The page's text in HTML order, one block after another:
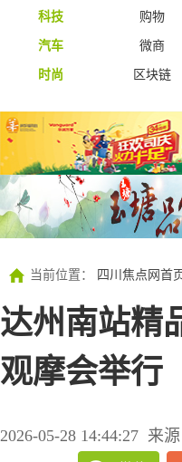
科技
购物
汽车
微商
时尚
区块链
当前位置： 四川焦点网首
达州南站精
观摩会举行
2026-05-28 14:44:27 来源